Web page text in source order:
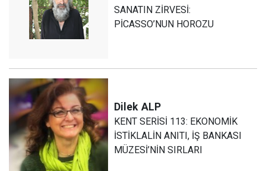
SANATIN ZİRVESİ:
PİCASSO’NUN HOROZU
Dilek ALP
KENT SERİSİ 113: EKONOMİK
İSTİKLALİN ANITI, İŞ BANKASI
MÜZESİ’NİN SIRLARI